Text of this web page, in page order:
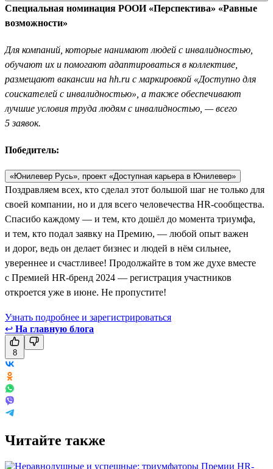
Специальная номинация РООИ «Перспектива» «Равные
возможности»
Для компаний, которые нанимают людей с инвалидностью,
обучают их и помогают адаптироваться в коллективе,
размещают вакансии на hh.ru с маркировкой «Доступно для
соискателей с инвалидностью», а также обеспечивают
лучшие условия труда людям с инвалидностью, — всего
5 заявок.
Победитель:
«Юнилевер Русь», проект «Доступная карьера в Юнилевер»
Поздравляем всех, кто сделал этот большой шаг не только для
своей компании, но и для всего человечества HR-сообщества.
Спасибо каждому — и тем, кто дошёл до момента триумфа,
и тем, кто подал заявку на Премию, — любой опыт важен
и дорог, ведь он делает бизнес и людей в нём сильнее,
увереннее и счастливее! Продолжайте в том же духе вместе
с Премией HR-бренд 2024 — регистрация участников
откроется уже в июне. Не пропустите!
Узнать подробнее и зарегистрироваться
↩ На главную блога
8
Читайте также